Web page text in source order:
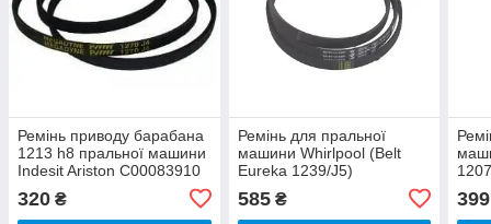
Ремінь приводу барабана
1213 h8 пральної машини
Indesit Ariston C00083910
320 ₴
Ремінь для пральної
машини Whirlpool (Belt
Eureka 1239/J5)
585₴ 399